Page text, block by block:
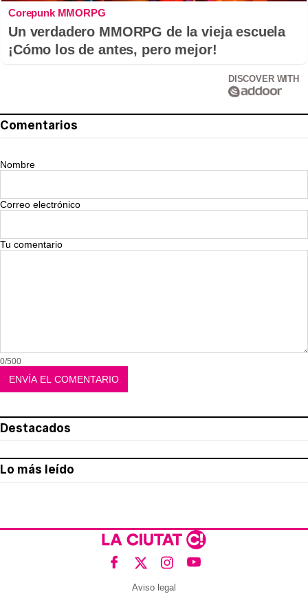
Corepunk MMORPG
Un verdadero MMORPG de la vieja escuela
¡Cómo los de antes, pero mejor!
DISCOVER WITH
Comentarios
Nombre
Correo electrónico
Tu comentario
0/500
Destacados
Lo más leído
Aviso legal